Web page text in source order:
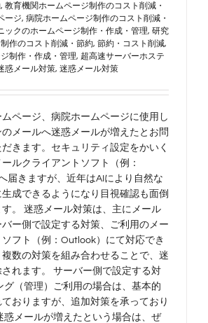
, 教育機関ホームページ制作のコスト削減・
ージ, 病院ホームページ制作のコスト削減・
ックのホームページ制作・作成・管理, 研究
作のコスト削減・節約, 節約・コスト削減,
制作・作成・管理, 超高速サーバーホステ
惑メール対策, 迷惑メール対策
ページ、病院ホームページに使用し
メールへ迷惑メールが増えたとお問
きます。セキュリティ設定をかいく
ルクライアントソフト（例：
届きますが、近年はAIにより自然な
生成できるようになり目視確認も面倒
。 迷惑メール対策は、主にメール
ー側で設定する対策、ご利用のメー
フト（例：Outlook）にて対応でき
数の対策を組み合わせることで、迷
れます。 サーバー側で設定する対
グ（管理）ご利用の場合は、基本的
おりますが、追加対策を承っており
惑メールが増えたという場合は、ぜ